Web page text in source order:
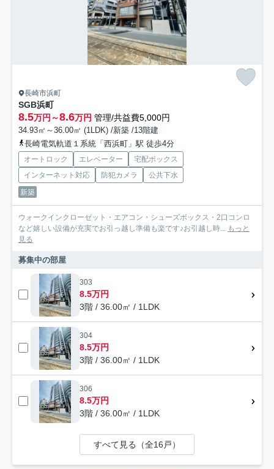
長崎市浜町
SGB浜町
8.5万円～8.6万円 管理/共益費5,000円
34.93㎡～36.00㎡ (1LDK) /新築 /13階建
長崎電気軌道１系統「西浜町」駅 徒歩4分
オートロック エレベーター
宅配ボックス
インターネット対応
防犯カメラ
公共下水
新築
ウォークインクローゼット・エアコン・シューズボックス・2口コンロ
など嬉しい設備が充実でお引っ越し準備も楽です♪お引越し時...
もっと
見る
募集中の部屋
303
8.5万円
3階 / 36.00㎡ / 1LDK
304
8.5万円
3階 / 36.00㎡ / 1LDK
306
8.5万円
3階 / 36.00㎡ / 1LDK
すべて見る（全16戸）